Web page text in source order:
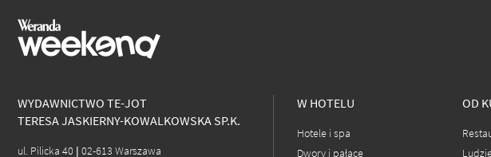
WYDAWNICTWO TE-JOT
TERESA JASKIERNY-KOWALKOWSKA SP.K.
ul. Pilicka 40 | 02-613 Warszawa
W HOTELU
Hotele i spa
Dwory i pałace
OD